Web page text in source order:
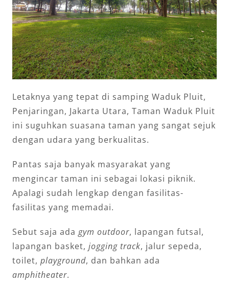
Letaknya yang tepat di samping Waduk Pluit,
Penjaringan, Jakarta Utara, Taman Waduk Pluit
ini suguhkan suasana taman yang sangat sejuk
dengan udara yang berkualitas.
Pantas saja banyak masyarakat yang
mengincar taman ini sebagai lokasi piknik.
Apalagi sudah lengkap dengan fasilitas-
fasilitas yang memadai.
Sebut saja ada gym outdoor, lapangan futsal,
lapangan basket, jogging track, jalur sepeda,
toilet, playground, dan bahkan ada
amphitheater.